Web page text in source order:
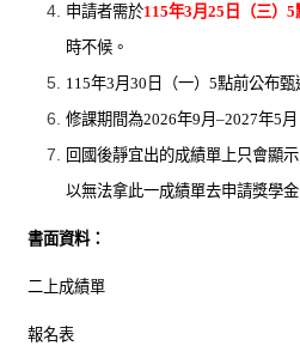
申請者需於115年3月 25 日（三） 5
時不候。
115年3 月 30 日（一） 5點前公布甄
修課期間為2026年9 月 –2027年5 月
回國後靜宜出的成績單上只會顯
以無法拿此一成績單去申請獎學金
書面資料：
二上成績單
報名表